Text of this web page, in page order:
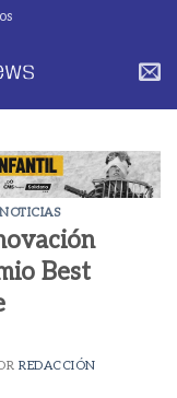
NOTICIAS
Best
REDACCIÓN